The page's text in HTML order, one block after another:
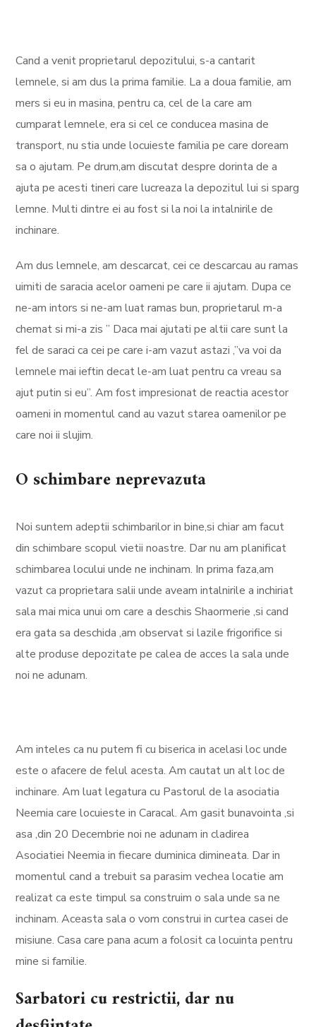
Cand a venit proprietarul depozitului, s-a cantarit
lemnele, si am dus la prima familie. La a doua familie, am
mers si eu in masina, pentru ca, cel de la care am
cumparat lemnele, era si cel ce conducea masina de
transport, nu stia unde locuieste familia pe care doream
sa o ajutam. Pe drum,am discutat despre dorinta de a
ajuta pe acesti tineri care lucreaza la depozitul lui si sparg
lemne. Multi dintre ei au fost si la noi la intalnirile de
inchinare.
Am dus lemnele, am descarcat, cei ce descarcau au ramas
uimiti de saracia acelor oameni pe care ii ajutam. Dupa ce
ne-am intors si ne-am luat ramas bun, proprietarul m-a
chemat si mi-a zis ” Daca mai ajutati pe altii care sunt la
fel de saraci ca cei pe care i-am vazut astazi ,”va voi da
lemnele mai ieftin decat le-am luat pentru ca vreau sa
ajut putin si eu”. Am fost impresionat de reactia acestor
oameni in momentul cand au vazut starea oamenilor pe
care noi ii slujim.
O schimbare neprevazuta
Noi suntem adeptii schimbarilor in bine,si chiar am facut
din schimbare scopul vietii noastre. Dar nu am planificat
schimbarea locului unde ne inchinam. In prima faza,am
vazut ca proprietara salii unde aveam intalnirile a inchiriat
sala mai mica unui om care a deschis Shaormerie ,si cand
era gata sa deschida ,am observat si lazile frigorifice si
alte produse depozitate pe calea de acces la sala unde
noi ne adunam.
Am inteles ca nu putem fi cu biserica in acelasi loc unde
este o afacere de felul acesta. Am cautat un alt loc de
inchinare. Am luat legatura cu Pastorul de la asociatia
Neemia care locuieste in Caracal. Am gasit bunavointa ,si
asa ,din 20 Decembrie noi ne adunam in cladirea
Asociatiei Neemia in fiecare duminica dimineata. Dar in
momentul cand a trebuit sa parasim vechea locatie am
realizat ca este timpul sa construim o sala unde sa ne
inchinam. Aceasta sala o vom construi in curtea casei de
misiune. Casa care pana acum a folosit ca locuinta pentru
mine si familie.
Sarbatori cu restrictii, dar nu